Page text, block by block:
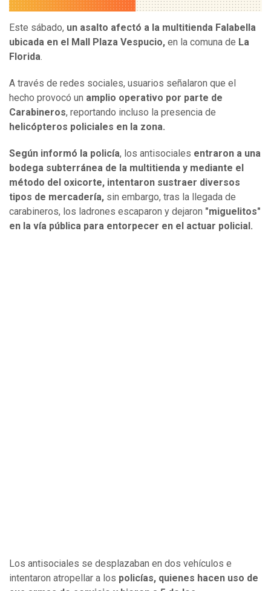
Este sábado, un asalto afectó a la multitienda Falabella
ubicada en el Mall Plaza Vespucio, en la comuna de La
Florida.
A través de redes sociales, usuarios señalaron que el
hecho provocó un amplio operativo por parte de
Carabineros, reportando incluso la presencia de
helicópteros policiales en la zona.
Según informó la policía, los antisociales entraron a una
bodega subterránea de la multitienda y mediante el
método del oxicorte, intentaron sustraer diversos
tipos de mercadería, sin embargo, tras la llegada de
carabineros, los ladrones escaparon y dejaron "miguelitos"
en la vía pública para entorpecer en el actuar policial.
Los antisociales se desplazaban en dos vehículos e
intentaron atropellar a los policías, quienes hacen uso de